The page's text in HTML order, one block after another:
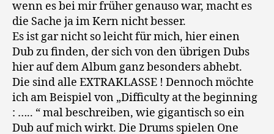
wenn es bei mir früher genauso war, macht es
die Sache ja im Kern nicht besser.
Es ist gar nicht so leicht für mich, hier einen
Dub zu finden, der sich von den übrigen Dubs
hier auf dem Album ganz besonders abhebt.
Die sind alle EXTRAKLASSE ! Dennoch möchte
ich am Beispiel von „Difficulty at the beginning
: ….. “ mal beschreiben, wie gigantisch so ein
Dub auf mich wirkt. Die Drums spielen One